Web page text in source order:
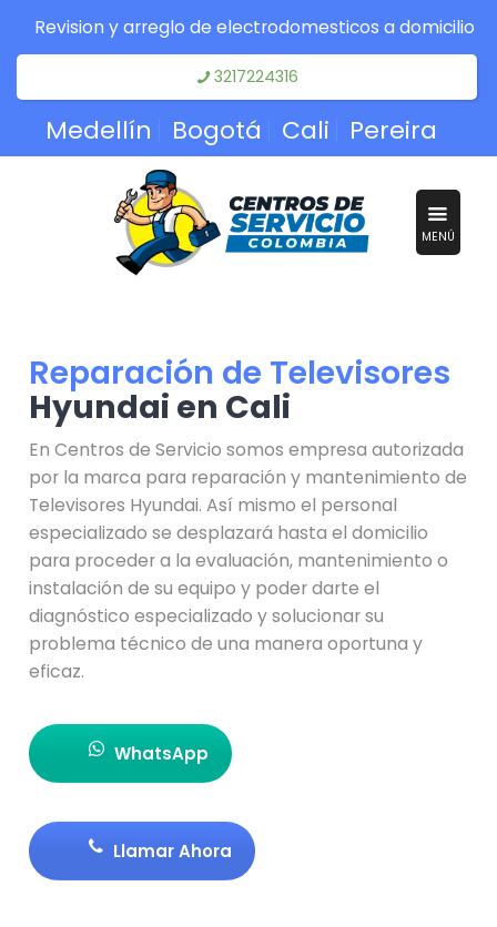
Revision y arreglo de electrodomesticos a domicilio
3217224316
Medellín Bogotá Cali Pereira
MENÚ
Reparación de Televisores
Hyundai en Cali
En Centros de Servicio somos empresa autorizada
por la marca para reparación y mantenimiento de
Televisores Hyundai. Así mismo el personal
especializado se desplazará hasta el domicilio
para proceder a la evaluación, mantenimiento o
instalación de su equipo y poder darte el
diagnóstico especializado y solucionar su
problema técnico de una manera oportuna y
eficaz.
WhatsApp
Llamar Ahora